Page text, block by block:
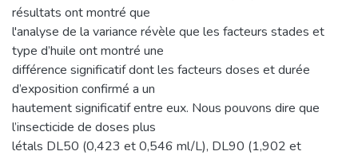
résultats ont montré que
l'analyse de la variance révèle que les facteurs stades et
type d’huile ont montré une
différence significatif dont les facteurs doses et durée
d’exposition confirmé a un
hautement significatif entre eux. Nous pouvons dire que
l’insecticide de doses plus
létals DL50 (0,423 et 0,546 ml/L), DL90 (1,902 et